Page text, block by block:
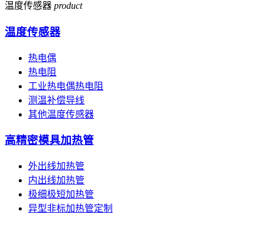
温度传感器 product
温度传感器
热电偶
热电阻
工业热电偶热电阻
测温补偿导线
其他温度传感器
高精密模具加热管
外出线加热管
内出线加热管
极细极短加热管
异型非标加热管定制